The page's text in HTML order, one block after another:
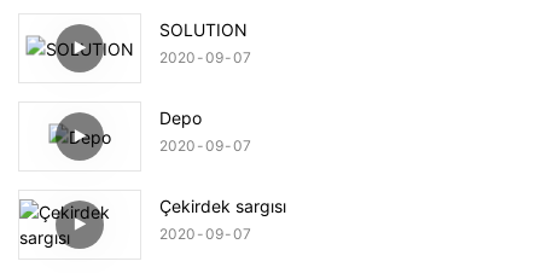
SOLUTION
2020 09 07
Depo
2020 09 07
Çekirdek sargısı
2020 09 07